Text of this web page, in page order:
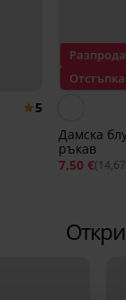
5
Отстъпка
Дамска
ръкав
7,50 €